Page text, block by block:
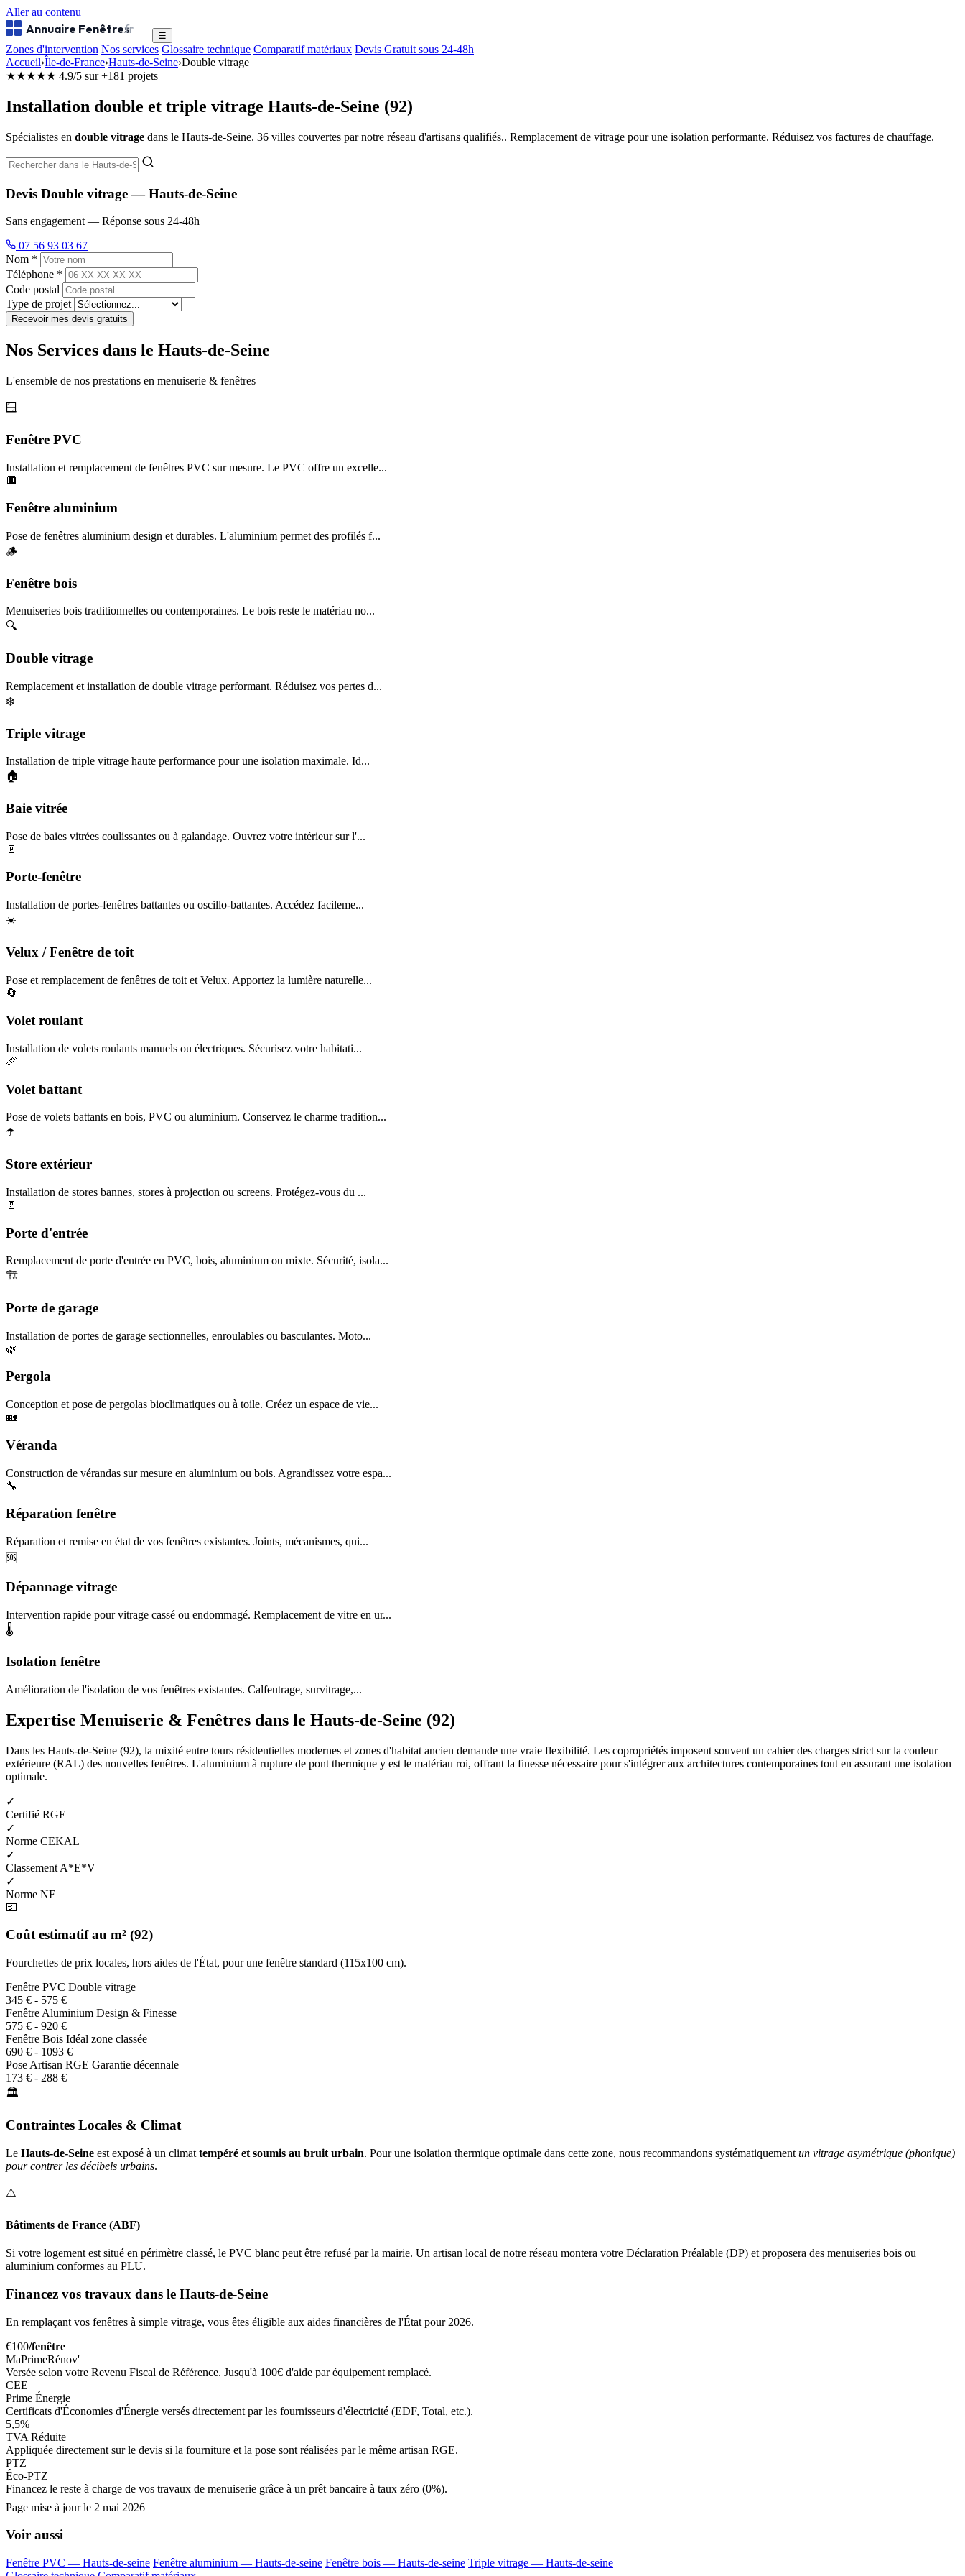
Aller au contenu
Annuaire Fenêtres
.fr ☰
Zones d'intervention Nos services Glossaire technique Comparatif matériaux Devis Gratuit sous 24-48h
Accueil›Île-de-France›Hauts-de-Seine›Double vitrage
★★★★★ 4.9/5 sur +181 projets
Installation double et triple vitrage Hauts-de-Seine (92)
Spécialistes en double vitrage dans le Hauts-de-Seine. 36 villes couvertes par notre réseau d'artisans qualifiés.. Remplacement de vitrage pour une isolation performante. Réduisez vos factures de chauffage.
Devis Double vitrage — Hauts-de-Seine
Sans engagement — Réponse sous 24-48h
07 56 93 03 67
Nom *
Téléphone *
Code postal
Type de projet
Recevoir mes devis gratuits
Nos Services dans le Hauts-de-Seine
L'ensemble de nos prestations en menuiserie & fenêtres
🪟
Fenêtre PVC
Installation et remplacement de fenêtres PVC sur mesure. Le PVC offre un excelle...
🔲
Fenêtre aluminium
Pose de fenêtres aluminium design et durables. L'aluminium permet des profilés f...
🪵
Fenêtre bois
Menuiseries bois traditionnelles ou contemporaines. Le bois reste le matériau no...
🔍
Double vitrage
Remplacement et installation de double vitrage performant. Réduisez vos pertes d...
❄️
Triple vitrage
Installation de triple vitrage haute performance pour une isolation maximale. Id...
🏠
Baie vitrée
Pose de baies vitrées coulissantes ou à galandage. Ouvrez votre intérieur sur l'...
🚪
Porte-fenêtre
Installation de portes-fenêtres battantes ou oscillo-battantes. Accédez facileme...
☀️
Velux / Fenêtre de toit
Pose et remplacement de fenêtres de toit et Velux. Apportez la lumière naturelle...
🔄
Volet roulant
Installation de volets roulants manuels ou électriques. Sécurisez votre habitati...
📏
Volet battant
Pose de volets battants en bois, PVC ou aluminium. Conservez le charme tradition...
☂️
Store extérieur
Installation de stores bannes, stores à projection ou screens. Protégez-vous du ...
🚪
Porte d'entrée
Remplacement de porte d'entrée en PVC, bois, aluminium ou mixte. Sécurité, isola...
🏗️
Porte de garage
Installation de portes de garage sectionnelles, enroulables ou basculantes. Moto...
🌿
Pergola
Conception et pose de pergolas bioclimatiques ou à toile. Créez un espace de vie...
🏡
Véranda
Construction de vérandas sur mesure en aluminium ou bois. Agrandissez votre espa...
🔧
Réparation fenêtre
Réparation et remise en état de vos fenêtres existantes. Joints, mécanismes, qui...
🆘
Dépannage vitrage
Intervention rapide pour vitrage cassé ou endommagé. Remplacement de vitre en ur...
🌡️
Isolation fenêtre
Amélioration de l'isolation de vos fenêtres existantes. Calfeutrage, survitrage,...
Expertise Menuiserie & Fenêtres dans le Hauts-de-Seine (92)
Dans les Hauts-de-Seine (92), la mixité entre tours résidentielles modernes et zones d'habitat ancien demande une vraie flexibilité. Les copropriétés imposent souvent un cahier des charges strict sur la couleur
extérieure (RAL) des nouvelles fenêtres. L'aluminium à rupture de pont thermique y est le matériau roi, offrant la finesse nécessaire pour s'intégrer aux architectures contemporaines tout en assurant une isolation
optimale.
✓
Certifié RGE
✓
Norme CEKAL
✓
Classement A*E*V
✓
Norme NF
💶
Coût estimatif au m² (92)
Fourchettes de prix locales, hors aides de l'État, pour une fenêtre standard (115x100 cm).
Fenêtre PVC Double vitrage
345 € - 575 €
Fenêtre Aluminium Design & Finesse
575 € - 920 €
Fenêtre Bois Idéal zone classée
690 € - 1093 €
Pose Artisan RGE Garantie décennale
173 € - 288 €
🏛️
Contraintes Locales & Climat
Le Hauts-de-Seine est exposé à un climat tempéré et soumis au bruit urbain. Pour une isolation thermique optimale dans cette zone, nous recommandons systématiquement un vitrage asymétrique (phonique)
pour contrer les décibels urbains.
⚠️
Bâtiments de France (ABF)
Si votre logement est situé en périmètre classé, le PVC blanc peut être refusé par la mairie. Un artisan local de notre réseau montera votre Déclaration Préalable (DP) et proposera des menuiseries bois ou
aluminium conformes au PLU.
Financez vos travaux dans le Hauts-de-Seine
En remplaçant vos fenêtres à simple vitrage, vous êtes éligible aux aides financières de l'État pour 2026.
€100/fenêtre
MaPrimeRénov'
Versée selon votre Revenu Fiscal de Référence. Jusqu'à 100€ d'aide par équipement remplacé.
CEE
Prime Énergie
Certificats d'Économies d'Énergie versés directement par les fournisseurs d'électricité (EDF, Total, etc.).
5,5%
TVA Réduite
Appliquée directement sur le devis si la fourniture et la pose sont réalisées par le même artisan RGE.
PTZ
Éco-PTZ
Financez le reste à charge de vos travaux de menuiserie grâce à un prêt bancaire à taux zéro (0%).
Page mise à jour le 2 mai 2026
Voir aussi
Fenêtre PVC — Hauts-de-seine Fenêtre aluminium — Hauts-de-seine Fenêtre bois — Hauts-de-seine Triple vitrage — Hauts-de-seine